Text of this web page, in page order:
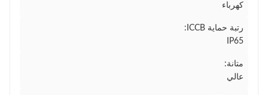
كهرباء
رتبة حماية ICCB:
IP65
متانة:
عالي